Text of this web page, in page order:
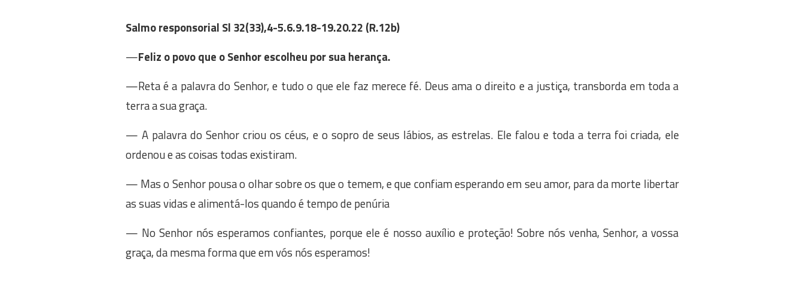
Salmo responsorial Sl 32(33),4-5.6.9.18-19.20.22 (R.12b)
—Feliz o povo que o Senhor escolheu por sua herança.
—Reta é a palavra do Senhor, e tudo o que ele faz merece fé. Deus ama o direito e a justiça, transborda em toda a
terra a sua graça.
— A palavra do Senhor criou os céus, e o sopro de seus lábios, as estrelas. Ele falou e toda a terra foi criada, ele
ordenou e as coisas todas existiram.
— Mas o Senhor pousa o olhar sobre os que o temem, e que confiam esperando em seu amor, para da morte libertar
as suas vidas e alimentá-los quando é tempo de penúria
— No Senhor nós esperamos confiantes, porque ele é nosso auxílio e proteção! Sobre nós venha, Senhor, a vossa
graça, da mesma forma que em vós nós esperamos!